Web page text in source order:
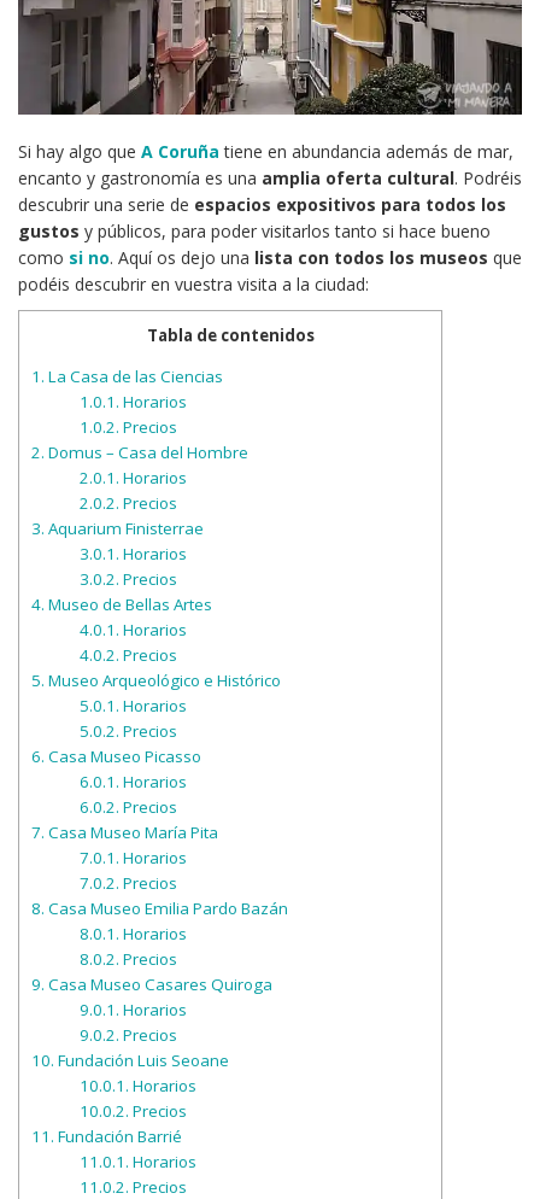
Si hay algo que A Coruña tiene en abundancia además de mar,
encanto y gastronomía es una amplia oferta cultural. Podréis
descubrir una serie de espacios expositivos para todos los
gustos y públicos, para poder visitarlos tanto si hace bueno
como si no. Aquí os dejo una lista con todos los museos que
podéis descubrir en vuestra visita a la ciudad:
Tabla de contenidos
1. La Casa de las Ciencias
1.0.1. Horarios
1.0.2. Precios
2. Domus – Casa del Hombre
2.0.1. Horarios
2.0.2. Precios
3. Aquarium Finisterrae
3.0.1. Horarios
3.0.2. Precios
4. Museo de Bellas Artes
4.0.1. Horarios
4.0.2. Precios
5. Museo Arqueológico e Histórico
5.0.1. Horarios
5.0.2. Precios
6. Casa Museo Picasso
6.0.1. Horarios
6.0.2. Precios
7. Casa Museo María Pita
7.0.1. Horarios
7.0.2. Precios
8. Casa Museo Emilia Pardo Bazán
8.0.1. Horarios
8.0.2. Precios
9. Casa Museo Casares Quiroga
9.0.1. Horarios
9.0.2. Precios
10. Fundación Luis Seoane
10.0.1. Horarios
10.0.2. Precios
11. Fundación Barrié
11.0.1. Horarios
11.0.2. Precios